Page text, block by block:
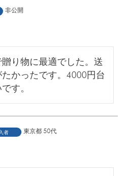
非公開
り物に最適でした。送
かったです。4000円台
す。
者 東京都 50代